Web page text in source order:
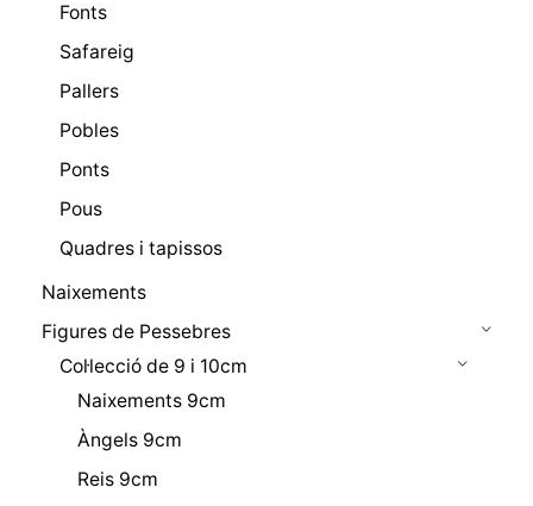
Fonts
Safareig
Pallers
Pobles
Ponts
Pous
Quadres i tapissos
Naixements
Figures de Pessebres
Col·lecció de 9 i 10cm
Naixements 9cm
Àngels 9cm
Reis 9cm